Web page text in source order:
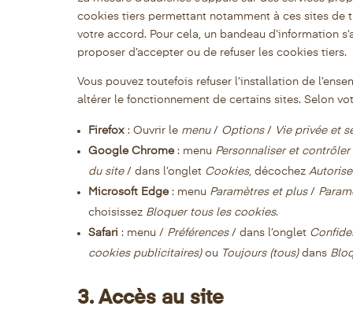
cookies tiers permettant notamment à ces sites de
votre accord. Pour cela, un bandeau d’information
proposer d’accepter ou de refuser les cookies tiers.
Vous pouvez toutefois refuser l’installation de
altérer le fonctionnement de certains sites. Selon
Firefox : Ouvrir le menu/ Options/ Vie privée et
Google Chrome: menu Personnaliser et
du site/ dans l’onglet Cookies, décochez
Microsoft Edge: menu Paramètres et plus/
choisissez Bloquer tous les cookies.
Safari : menu / Préférences/ dans l’onglet
cookies publicitaires)ou Toujours (tous)dans
3. Accès au site